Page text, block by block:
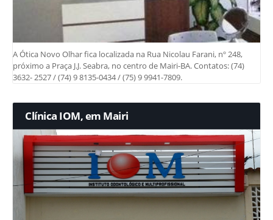
A Ótica Novo Olhar fica localizada na Rua Nicolau Farani, nº 248,
próximo a Praça J.J. Seabra, no centro de Mairi-BA. Contatos: (74)
3632- 2527 / (74) 9 8135-0434 / (75) 9 9941-7809.
Clínica IOM, em Mairi